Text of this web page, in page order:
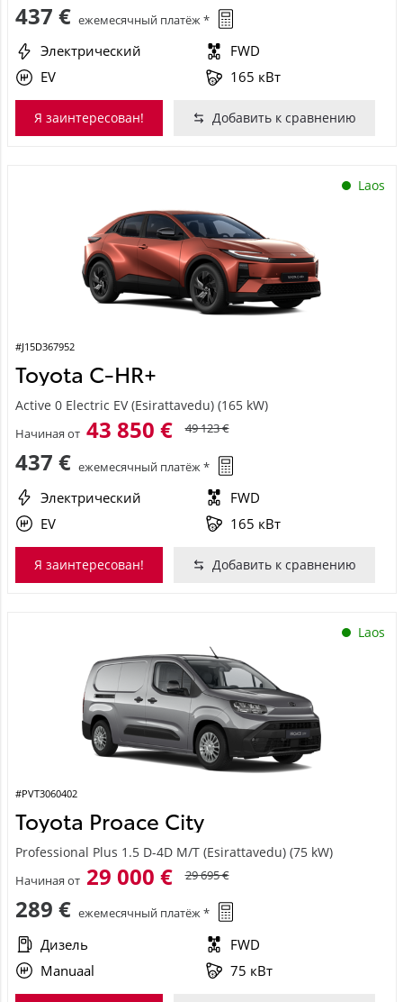
437 € ежемесячный платёж *
Электрический
FWD
EV
165 кВт
Я заинтересован! Добавить к сравнению
Laos
#J15D367952
Toyota C-HR+
Active 0 Electric EV (Esirattavedu) (165 kW)
Начиная от 43 850 € 49 123 €
437 € ежемесячный платёж *
Электрический
FWD
EV
165 кВт
Я заинтересован! Добавить к сравнению
Laos
#PVT3060402
Toyota Proace City
Professional Plus 1.5 D-4D M/T (Esirattavedu) (75 kW)
Начиная от 29 000 € 29 695 €
289 € ежемесячный платёж *
Дизель
FWD
Manuaal
75 кВт